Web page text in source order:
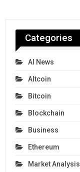
Categories
AI News
Altcoin
Bitcoin
Blockchain
Business
Ethereum
Market Analysis